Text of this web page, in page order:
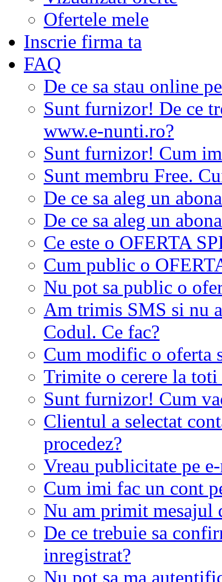
Ofertele mele
Inscrie firma ta
FAQ
De ce sa stau online
Sunt furnizor! De ce
www.e-nunti.ro?
Sunt furnizor! Cum
Sunt membru Free.
De ce sa aleg un
De ce sa aleg un
Ce este o OFERTA
Cum public o
Nu pot sa public o
Am trimis SMS si nu
Codul. Ce fac?
Cum modific o oferta
Trimite o cerere la
Sunt furnizor! Cum
Clientul a selectat
procedez?
Vreau publicitate pe
Cum imi fac un cont
Nu am primit mesajul
De ce trebuie sa
inregistrat?
Nu pot sa ma